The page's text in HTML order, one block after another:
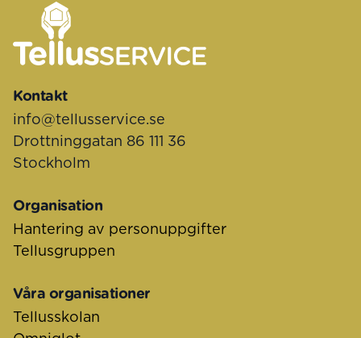
Sidfot
Kontakt
info@tellusservice.se
Drottninggatan 86 111 36
Stockholm
Organisation
Hantering av personuppgifter
Tellusgruppen
Våra organisationer
Tellusskolan